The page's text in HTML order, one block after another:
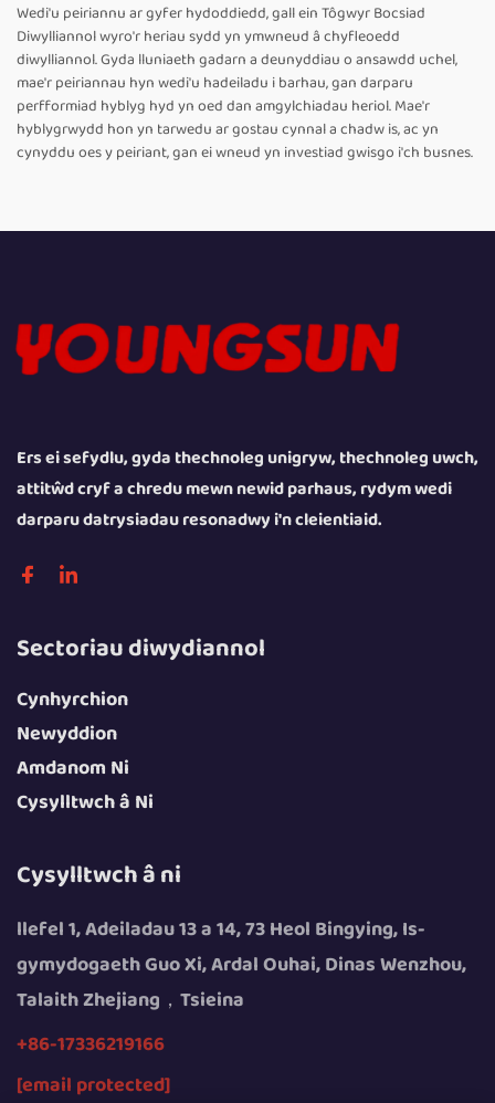
Wedi'u peiriannu ar gyfer hydoddiedd, gall ein Tôgwyr Bocsiad
Diwylliannol wyro'r heriau sydd yn ymwneud â chyfleoedd
diwylliannol. Gyda lluniaeth gadarn a deunyddiau o ansawdd uchel,
mae'r peiriannau hyn wedi'u hadeiladu i barhau, gan darparu
perfformiad hyblyg hyd yn oed dan amgylchiadau heriol. Mae'r
hyblygrwydd hon yn tarwedu ar gostau cynnal a chadw is, ac yn
cynyddu oes y peiriant, gan ei wneud yn investiad gwisgo i'ch busnes.
Ers ei sefydlu, gyda thechnoleg unigryw, thechnoleg uwch,
attitŵd cryf a chredu mewn newid parhaus, rydym wedi
darparu datrysiadau resonadwy i'n cleientiaid.
Sectoriau diwydiannol
Cynhyrchion
Newyddion
Amdanom Ni
Cysylltwch â Ni
Cysylltwch â ni
llefel 1, Adeiladau 13 a 14, 73 Heol Bingying, Is-
gymydogaeth Guo Xi, Ardal Ouhai, Dinas Wenzhou,
Talaith Zhejiang，Tsieina
+86-17336219166
[email protected]